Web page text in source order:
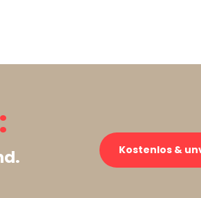
Kostenlos &